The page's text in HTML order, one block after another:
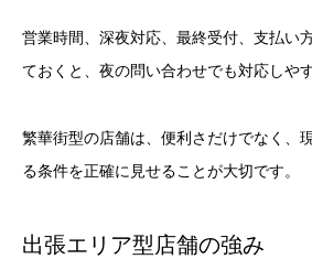
営業時間、深夜対応、最終受付、支払い
ておくと、夜の問い合わせでも対応しや
繁華街型の店舗は、便利さだけでなく、
る条件を正確に見せることが大切です。
出張エリア型店舗の強み